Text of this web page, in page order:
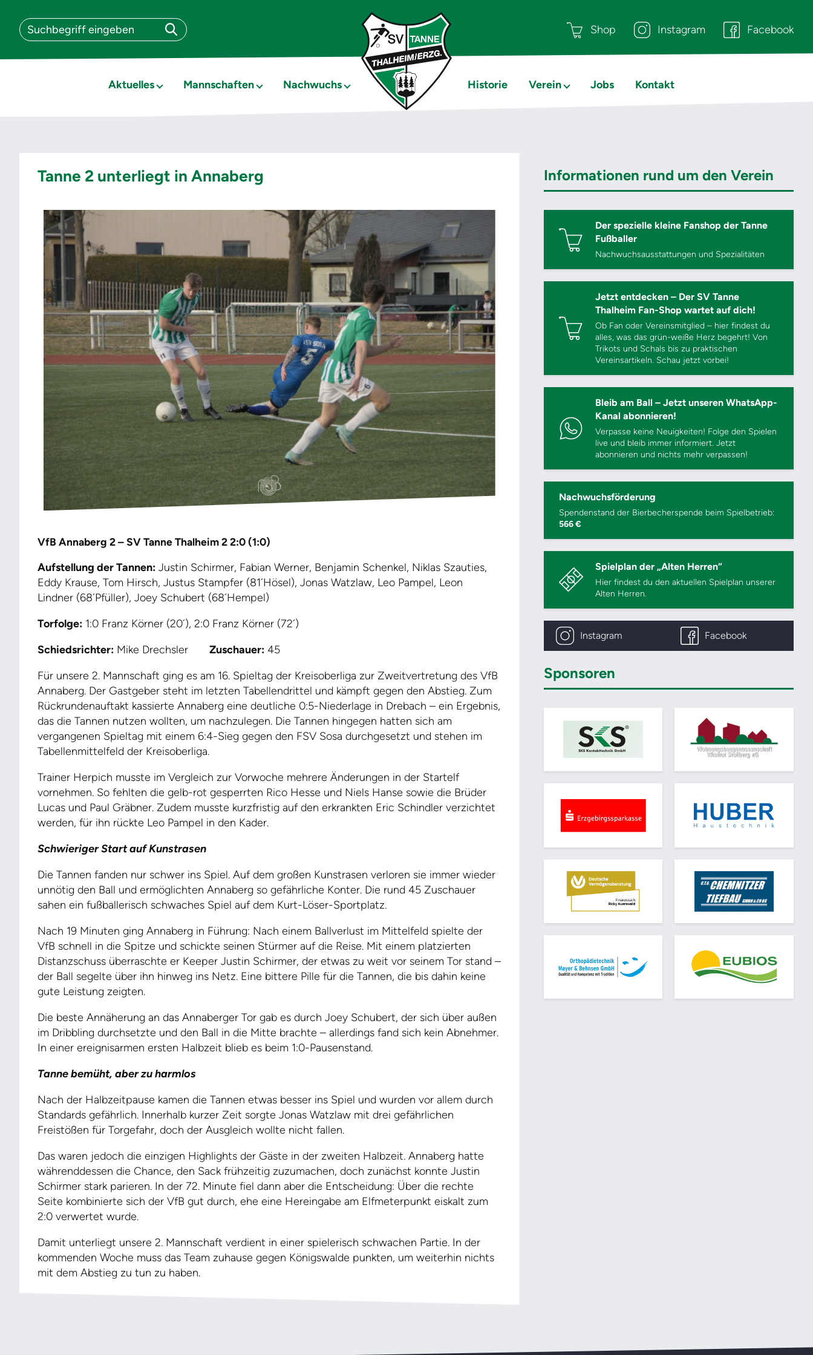
Shop Instagram Facebook
Aktuelles Mannschaften Nachwuchs Historie Verein Jobs Kontakt
Tanne 2 unterliegt in Annaberg
VfB Annaberg 2 – SV Tanne Thalheim 2 2:0 (1:0)
Aufstellung der Tannen: Justin Schirmer, Fabian Werner, Benjamin Schenkel, Niklas Szauties,
Eddy Krause, Tom Hirsch, Justus Stampfer (81´Hösel), Jonas Watzlaw, Leo Pampel, Leon
Lindner (68´Pfüller), Joey Schubert (68´Hempel)
Torfolge: 1:0 Franz Körner (20´), 2:0 Franz Körner (72´)
Schiedsrichter: Mike Drechsler Zuschauer: 45
Für unsere 2. Mannschaft ging es am 16. Spieltag der Kreisoberliga zur Zweitvertretung des VfB
Annaberg. Der Gastgeber steht im letzten Tabellendrittel und kämpft gegen den Abstieg. Zum
Rückrundenauftakt kassierte Annaberg eine deutliche 0:5-Niederlage in Drebach – ein Ergebnis,
das die Tannen nutzen wollten, um nachzulegen. Die Tannen hingegen hatten sich am
vergangenen Spieltag mit einem 6:4-Sieg gegen den FSV Sosa durchgesetzt und stehen im
Tabellenmittelfeld der Kreisoberliga.
Trainer Herpich musste im Vergleich zur Vorwoche mehrere Änderungen in der Startelf
vornehmen. So fehlten die gelb-rot gesperrten Rico Hesse und Niels Hanse sowie die Brüder
Lucas und Paul Gräbner. Zudem musste kurzfristig auf den erkrankten Eric Schindler verzichtet
werden, für ihn rückte Leo Pampel in den Kader.
Schwieriger Start auf Kunstrasen
Die Tannen fanden nur schwer ins Spiel. Auf dem großen Kunstrasen verloren sie immer wieder
unnötig den Ball und ermöglichten Annaberg so gefährliche Konter. Die rund 45 Zuschauer
sahen ein fußballerisch schwaches Spiel auf dem Kurt-Löser-Sportplatz.
Nach 19 Minuten ging Annaberg in Führung: Nach einem Ballverlust im Mittelfeld spielte der
VfB schnell in die Spitze und schickte seinen Stürmer auf die Reise. Mit einem platzierten
Distanzschuss überraschte er Keeper Justin Schirmer, der etwas zu weit vor seinem Tor stand –
der Ball segelte über ihn hinweg ins Netz. Eine bittere Pille für die Tannen, die bis dahin keine
gute Leistung zeigten.
Die beste Annäherung an das Annaberger Tor gab es durch Joey Schubert, der sich über außen
im Dribbling durchsetzte und den Ball in die Mitte brachte – allerdings fand sich kein Abnehmer.
In einer ereignisarmen ersten Halbzeit blieb es beim 1:0-Pausenstand.
Tanne bemüht, aber zu harmlos
Nach der Halbzeitpause kamen die Tannen etwas besser ins Spiel und wurden vor allem durch
Standards gefährlich. Innerhalb kurzer Zeit sorgte Jonas Watzlaw mit drei gefährlichen
Freistößen für Torgefahr, doch der Ausgleich wollte nicht fallen.
Das waren jedoch die einzigen Highlights der Gäste in der zweiten Halbzeit. Annaberg hatte
währenddessen die Chance, den Sack frühzeitig zuzumachen, doch zunächst konnte Justin
Schirmer stark parieren. In der 72. Minute fiel dann aber die Entscheidung: Über die rechte
Seite kombinierte sich der VfB gut durch, ehe eine Hereingabe am Elfmeterpunkt eiskalt zum
2:0 verwertet wurde.
Damit unterliegt unsere 2. Mannschaft verdient in einer spielerisch schwachen Partie. In der
kommenden Woche muss das Team zuhause gegen Königswalde punkten, um weiterhin nichts
mit dem Abstieg zu tun zu haben.
Informationen rund um den Verein
Der spezielle kleine Fanshop der Tanne
Fußballer
Nachwuchsausstattungen und Spezialitäten
Jetzt entdecken – Der SV Tanne
Thalheim Fan-Shop wartet auf dich!
Ob Fan oder Vereinsmitglied – hier findest du
alles, was das grün-weiße Herz begehrt! Von
Trikots und Schals bis zu praktischen
Vereinsartikeln. Schau jetzt vorbei!
Bleib am Ball – Jetzt unseren WhatsApp-
Kanal abonnieren!
Verpasse keine Neuigkeiten! Folge den Spielen
live und bleib immer informiert. Jetzt
abonnieren und nichts mehr verpassen!
Nachwuchsförderung
Spendenstand der Bierbecherspende beim Spielbetrieb:
566 €
Spielplan der „Alten Herren“
Hier findest du den aktuellen Spielplan unserer
Alten Herren.
Instagram Facebook
Sponsoren